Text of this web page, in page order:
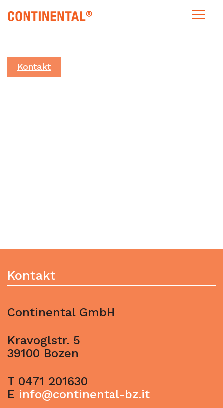
Kontakt
Kontakt
Continental GmbH
Kravoglstr. 5
39100 Bozen
T 0471 201630
E info@continental-bz.it